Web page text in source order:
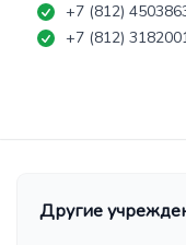
+7 (812)
+7 (812)
Другие